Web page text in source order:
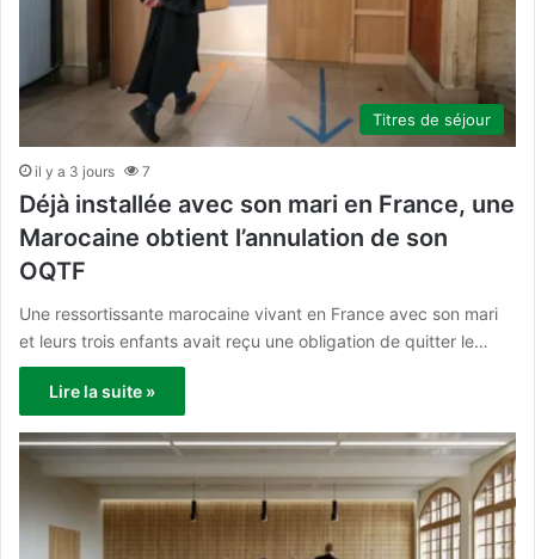
Titres de séjour
il y a 3 jours 7
Déjà installée avec son mari en France, une
Marocaine obtient l’annulation de son
OQTF
Une ressortissante marocaine vivant en France avec son mari
et leurs trois enfants avait reçu une obligation de quitter le…
Lire la suite »